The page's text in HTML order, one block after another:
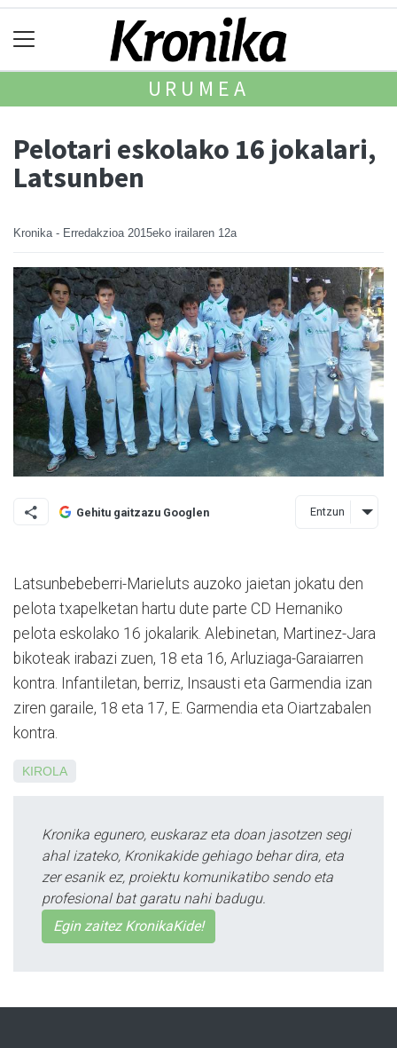
URUMEA
Pelotari eskolako 16 jokalari,
Latsunben
Kronika - Erredakzioa 2015eko irailaren 12a
Gehitu gaitzazu Googlen Entzun
Latsunbebeberri-Marieluts auzoko jaietan jokatu den
pelota txapelketan hartu dute parte CD Hernaniko
pelota eskolako 16 jokalarik. Alebinetan, Martinez-Jara
bikoteak irabazi zuen, 18 eta 16, Arluziaga-Garaiarren
kontra. Infantiletan, berriz, Insausti eta Garmendia izan
ziren garaile, 18 eta 17, E. Garmendia eta Oiartzabalen
kontra.
KIROLA
Kronika egunero, euskaraz eta doan jasotzen segi
ahal izateko, Kronikakide gehiago behar dira, eta
zer esanik ez, proiektu komunikatibo sendo eta
profesional bat garatu nahi badugu.
Egin zaitez KronikaKide!